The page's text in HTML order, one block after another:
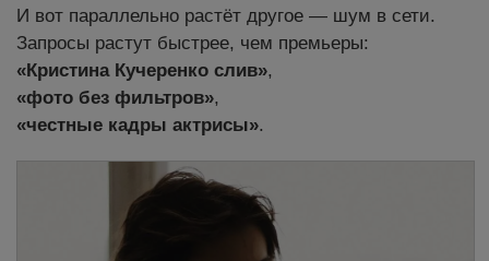
И вот параллельно растёт другое — шум в сети.
Запросы растут быстрее, чем премьеры:
«Кристина Кучеренко слив»,
«фото без фильтров»,
«честные кадры актрисы».